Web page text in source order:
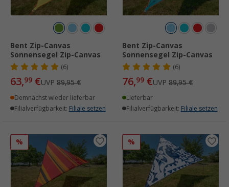
Bent Zip-Canvas
Sonnensegel Zip-Canvas
(6)
63,99 €UVP 89,95 €
Demnächst wieder lieferbar
Filialverfügbarkeit: Filiale setzen
Bent Zip-Canvas
Sonnensegel Zip-Canvas
(6)
76,99 €UVP 89,95 €
Lieferbar
Filialverfügbarkeit: Filiale setzen
% %